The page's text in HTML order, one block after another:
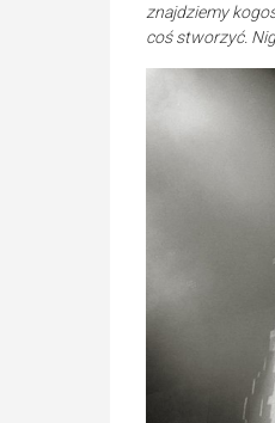
znajdziemy
coś stworzyć.